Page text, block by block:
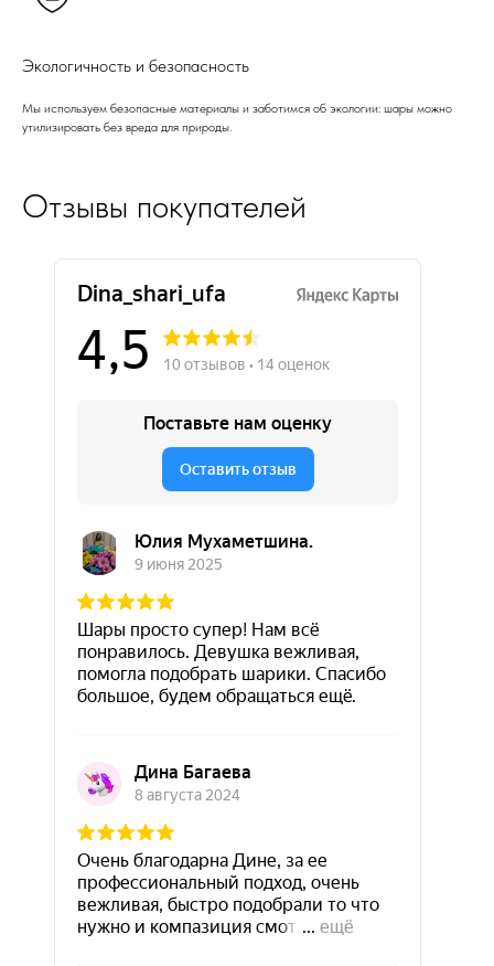
Экологичность и безопасность
Мы используем безопасные материалы и заботимся об экологии: шары можно
утилизировать без вреда для природы.
Отзывы покупателей